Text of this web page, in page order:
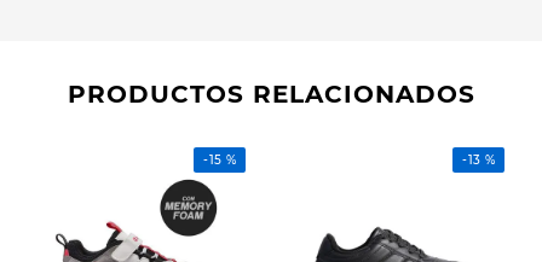
PRODUCTOS RELACIONADOS
-15 % -13 %